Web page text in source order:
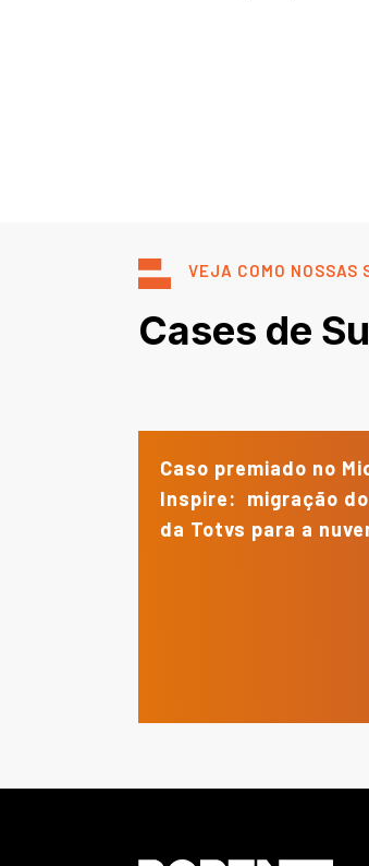
VEJA COMO NOSSAS
Cases de
Caso premiado no
Inspire: migração
da Totvs para a